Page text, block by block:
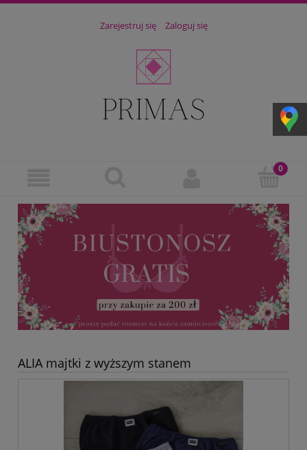
Zarejestruj się Zaloguj się
ALIA majtki z wyższym stanem